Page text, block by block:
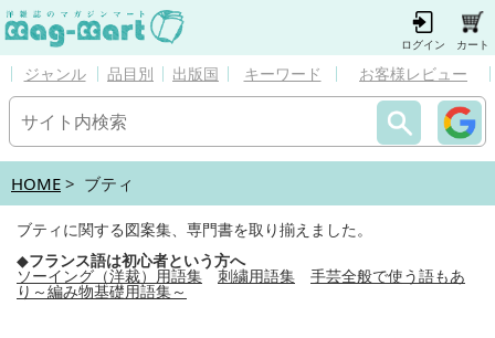
ログイン カート
ジャンル 品目別 出版国 キーワード お客様レビュー
HOME > ブティ
ブティに関する図案集、専門書を取り揃えました。
◆フランス語は初心者という方へ
ソーイング（洋裁）用語集 刺繍用語集 手芸全般で使う語もあ
り～編み物基礎用語集～